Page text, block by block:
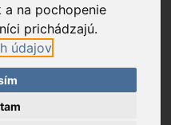
a na pochopenie
prichádzajú.
údajov